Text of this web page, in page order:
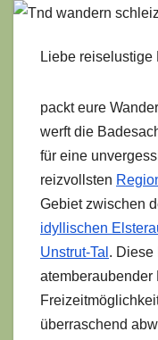
Liebe reiselustige
packt eure
werft die
für eine
reizvollsten
Gebiet zwischen
idyllischen
Unstrut-Tal . Diese
atemberaubender
überraschend